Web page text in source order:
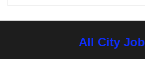
All City Job